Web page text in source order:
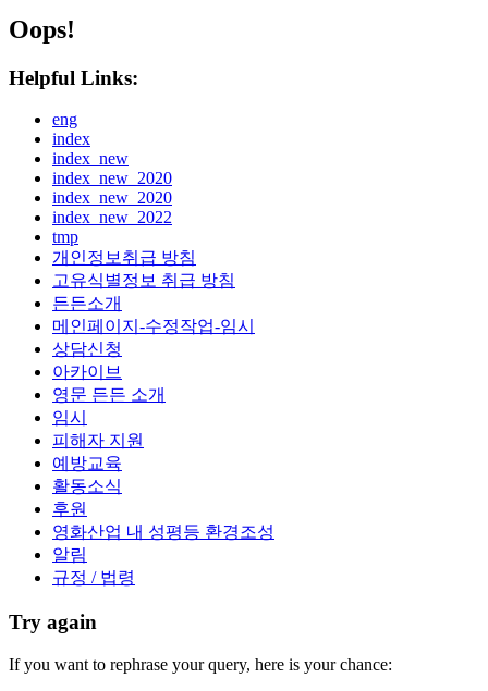
Oops!
Helpful Links:
eng
index
index_new
index_new_2020
index_new_2020
index_new_2022
tmp
개인정보취급 방침
고유식별정보 취급 방침
든든소개
메인페이지-수정작업-임시
상담신청
아카이브
영문 든든 소개
임시
피해자 지원
예방교육
활동소식
후원
영화산업 내 성평등 환경조성
알림
규정 / 법령
Try again
If you want to rephrase your query, here is your chance: